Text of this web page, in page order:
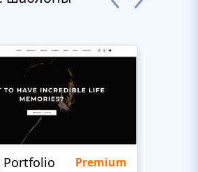
Portfolio Premium